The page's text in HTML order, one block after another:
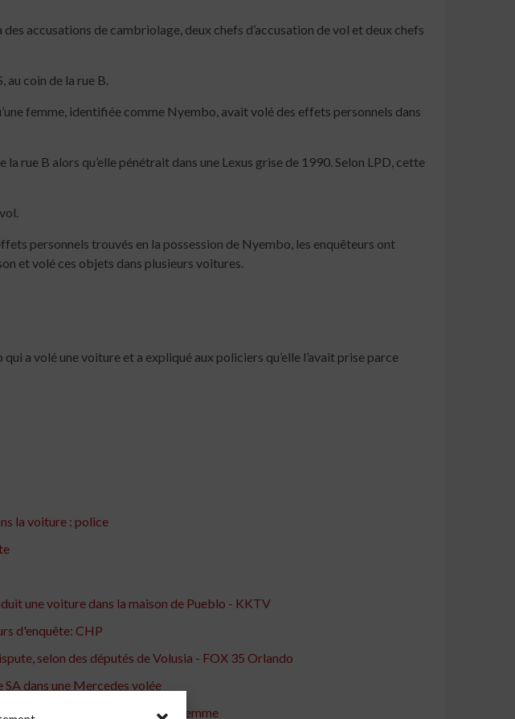
accusations de cambriolage, deux chefs d’accusation de vol et deux chefs
coin de la rue B.
femme, identifiée comme Nyembo, avait volé des effets personnels dans
rue B alors qu’elle pénétrait dans une Lexus grise de 1990. Selon LPD, cette
personnels trouvés en la possession de Nyembo, les enquêteurs ont
et volé ces objets dans plusieurs voitures.
a volé une voiture et a expliqué aux policiers qu’elle l’avait prise parce
la voiture : police
une voiture dans la maison de Pueblo - KKTV
d'enquête: CHP
selon des députés de Volusia - FOX 35 Orlando
dans une Mercedes volée
pour protester et tué une femme